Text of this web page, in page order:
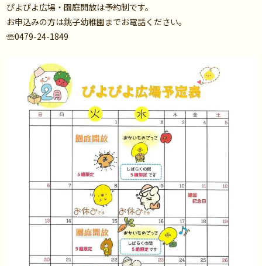
ぴよぴよ広場・園庭開放は予約制です。
お申込みの方は銚子幼稚園までお電話ください。
☏0479-24-1849